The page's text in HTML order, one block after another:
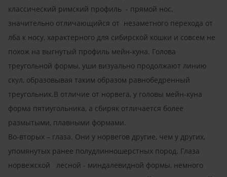
классический римский профиль - прямой нос,
значительно отличающийся от незаметного перехода от
лба к носу, характерного для сибирской кошки и совсем не
похож на выгнутый профиль мейн-куна. Голова
треугольной формы, уши визуально продолжают линию
скул, образовывая таким образом равнобедренный
треугольник.В отличие от норвега, у головы мейн-куна
форма пятиугольника, а сбиряк отличается более
размытыми, плавными формами.
Во-вторых – глаза. Они у норвегов другие, чем у других,
упомянутых ранее полудлинношерстных пород. Глаза
норвежской лесной - миндалевидной формы, немного